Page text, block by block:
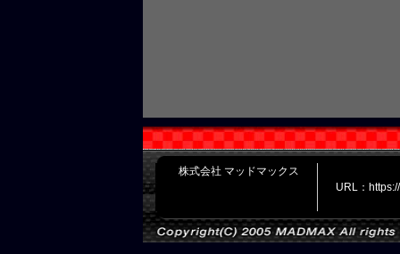
株式会社 マッドマックス
URL：